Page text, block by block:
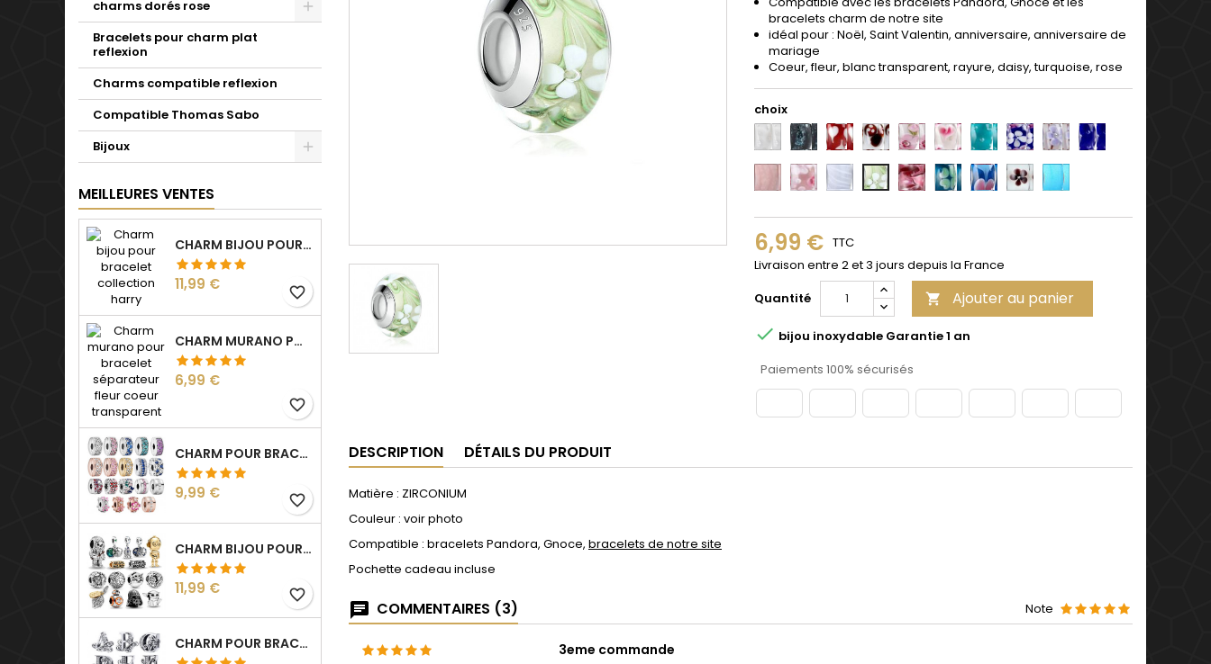
charms dorés rose
Bracelets pour charm plat
reflexion
Charms compatible reflexion
Compatible Thomas Sabo
Bijoux
MEILLEURES VENTES
CHARM BIJOU POUR BRACELET COLLECTION HARRY
Prix
11,99 € favorite_border
CHARM MURANO POUR BRACELET SÉPARATEUR FLEUR COEUR TRANSPARENT
Prix
6,99 €
favorite_border
CHARM POUR BRACELET COLLECTION CLIP STRASS SÉPARATEUR ESPACEUR
Prix
9,99 € favorite_border
CHARM BIJOU POUR BRACELET COLLECTION STAR WARS
Prix
11,99 € favorite_border
CHARM POUR BRACELET INITIALE LETTRE PRÉNOM ALPHABET FLEUR
bracelets charm de notre site
idéal pour : Noël, Saint Valentin, anniversaire, anniversaire de
mariage
Coeur, fleur, blanc transparent, rayure, daisy, turquoise, rose
choix
2 3 4 5 6 7 8 9 10
11 12 13 14 15 16 17 18 19
6,99 € TTC
Livraison entre 2 et 3 jours depuis la France
Quantité
 Ajouter au panier
 bijou inoxydable Garantie 1 an
Paiements 100% sécurisés
DESCRIPTION DÉTAILS DU PRODUIT
Matière : ZIRCONIUM
Couleur : voir photo
Compatible : bracelets Pandora, Gnoce, bracelets de notre site
Pochette cadeau incluse
COMMENTAIRES (3) Note
3eme commande